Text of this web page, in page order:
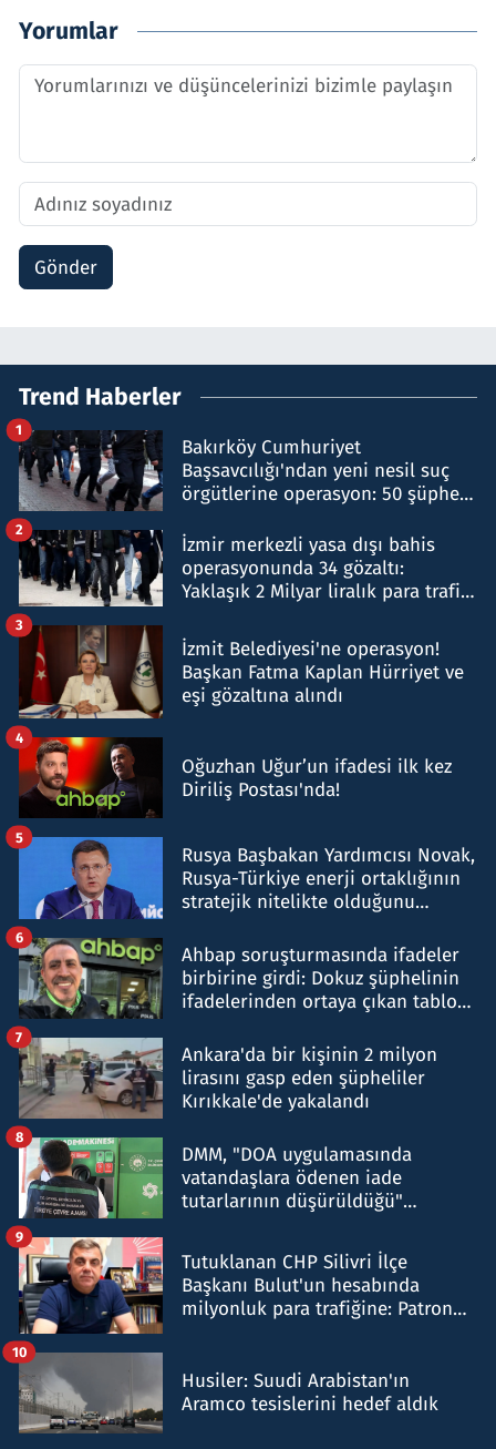
Yorumlar
Gönder
Trend Haberler
Bakırköy Cumhuriyet
Başsavcılığı'ndan yeni nesil suç
örgütlerine operasyon: 50 şüpheli
1
İzmir merkezli yasa dışı bahis
operasyonunda 34 gözaltı:
Yaklaşık 2 Milyar liralık para trafiği
2
İzmit Belediyesi'ne operasyon!
Başkan Fatma Kaplan Hürriyet ve
eşi gözaltına alındı
3
Oğuzhan Uğur’un ifadesi ilk kez
Diriliş Postası'nda!
4
Rusya Başbakan Yardımcısı Novak,
Rusya-Türkiye enerji ortaklığının
stratejik nitelikte olduğunu
5
Ahbap soruşturmasında ifadeler
birbirine girdi: Dokuz şüphelinin
ifadelerinden ortaya çıkan tablo
6
Ankara'da bir kişinin 2 milyon
lirasını gasp eden şüpheliler
Kırıkkale'de yakalandı
7
DMM, "DOA uygulamasında
vatandaşlara ödenen iade
tutarlarının düşürüldüğü"
8
Tutuklanan CHP Silivri İlçe
Başkanı Bulut'un hesabında
milyonluk para trafiğine: Patron
9
Husiler: Suudi Arabistan'ın
Aramco tesislerini hedef aldık
10